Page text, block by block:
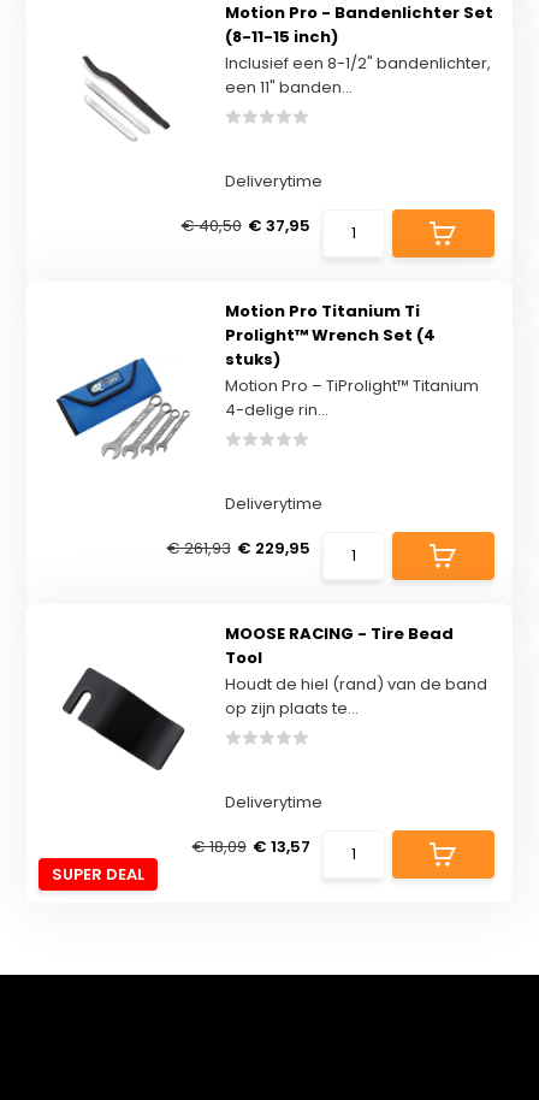
Motion Pro - Bandenlichter Set
(8-11-15 inch)
Inclusief een 8-1/2" bandenlichter,
een 11" banden...
Deliverytime
€ 40,50 € 37,95
Motion Pro Titanium Ti
Prolight™ Wrench Set (4
stuks)
Motion Pro – TiProlight™ Titanium
4-delige rin...
Deliverytime
€ 261,93 € 229,95
SUPER DEAL
MOOSE RACING - Tire Bead
Tool
Houdt de hiel (rand) van de band
op zijn plaats te...
Deliverytime
€ 18,09 € 13,57